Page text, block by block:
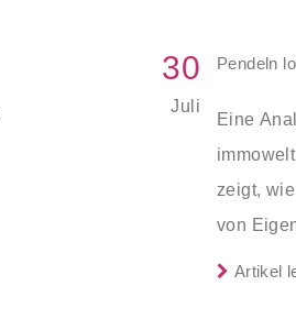
zu
30
Juli
Eine
zeigt,
von
Artikel